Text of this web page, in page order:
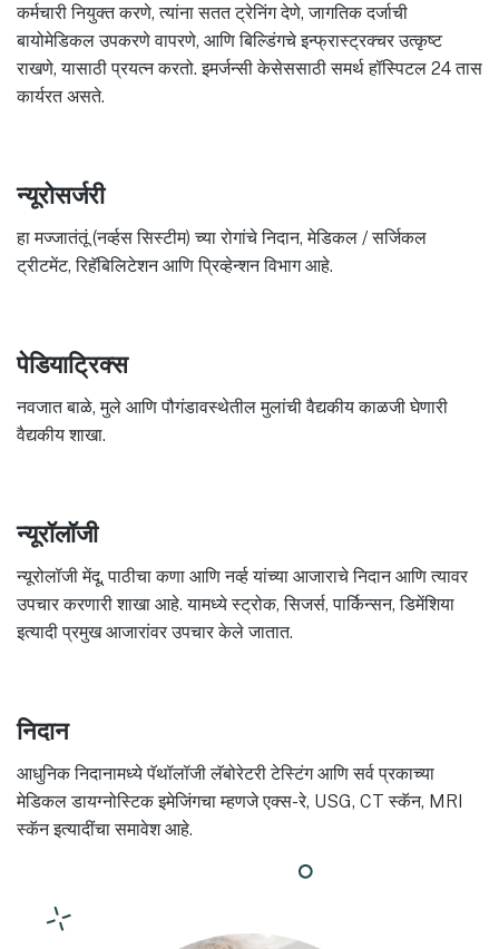
कर्मचारी नियुक्त करणे, त्यांना सतत ट्रेनिंग देणे, जागतिक दर्जाची
बायोमेडिकल उपकरणे वापरणे, आणि बिल्डिंगचे इन्फ्रास्ट्रक्चर उत्कृष्ट
राखणे, यासाठी प्रयत्न करतो. इमर्जन्सी केसेससाठी समर्थ हॉस्पिटल 24 तास
कार्यरत असते.
न्यूरोसर्जरी
हा मज्जातंतूं (नर्व्हस सिस्टीम) च्या रोगांचे निदान, मेडिकल / सर्जिकल
ट्रीटमेंट, रिहॅबिलिटेशन आणि प्रिव्हेन्शन विभाग आहे.
पेडियाट्रिक्स
नवजात बाळे, मुले आणि पौगंडावस्थेतील मुलांची वैद्यकीय काळजी घेणारी
वैद्यकीय शाखा.
न्यूरॉलॉजी
न्यूरोलॉजी मेंदू, पाठीचा कणा आणि नर्व्ह यांच्या आजाराचे निदान आणि त्यावर
उपचार करणारी शाखा आहे. यामध्ये स्ट्रोक, सिजर्स, पार्किन्सन, डिमेंशिया
इत्यादी प्रमुख आजारांवर उपचार केले जातात.
निदान
आधुनिक निदानामध्ये पॅथॉलॉजी लॅबोरेटरी टेस्टिंग आणि सर्व प्रकाच्या
मेडिकल डायग्नोस्टिक इमेजिंगचा म्हणजे एक्स-रे, USG, CT स्कॅन, MRI
स्कॅन इत्यादींचा समावेश आहे.